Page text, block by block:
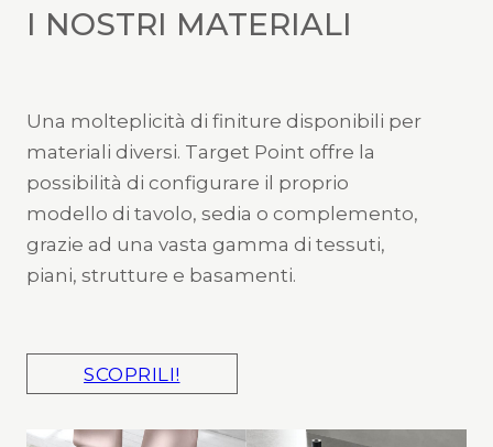
I NOSTRI MATERIALI
Una molteplicità di finiture disponibili per
materiali diversi. Target Point offre la
possibilità di configurare il proprio
modello di tavolo, sedia o complemento,
grazie ad una vasta gamma di tessuti,
piani, strutture e basamenti.
SCOPRILI!